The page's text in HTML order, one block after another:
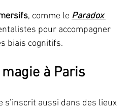
, comme le Paradox
pour accompagner
biais cognitifs.
à Paris
s’inscrit aussi dans des lieux